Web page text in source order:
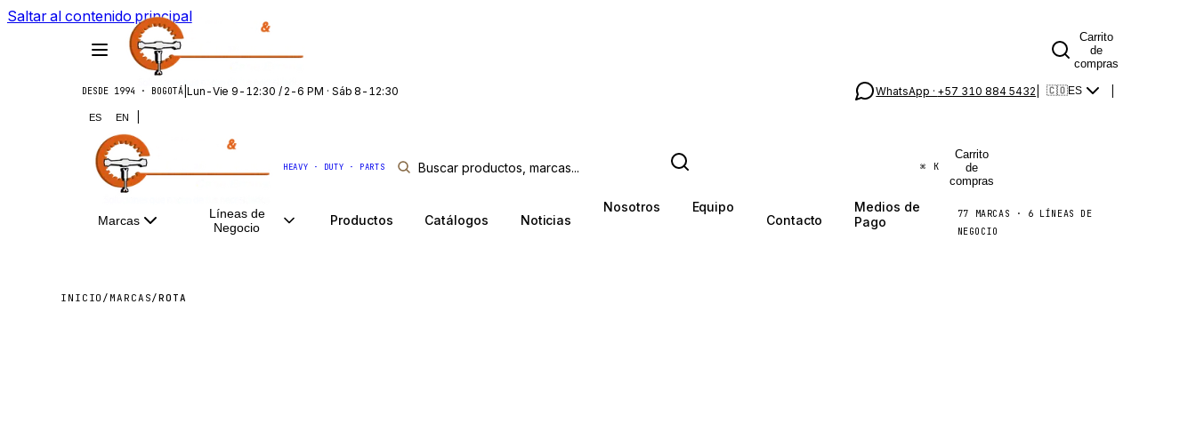
Saltar al contenido principal
Carrito
de
compras
DESDE 1994 · BOGOTÁ Lun-Vie 9-12:30 / 2-6 PM · Sáb 8-12:30 WhatsApp · +57 310 884 5432 🇨🇴ES
ES EN
HEAVY · DUTY · PARTS ⌘ K
Carrito
de
compras
Marcas
Líneas de
Negocio
Productos Catálogos Noticias
Nosotros
Equipo
Contacto
Medios de
Pago
77 MARCAS · 6
LÍNEAS DE
NEGOCIO
INICIO / MARCAS/ROTA